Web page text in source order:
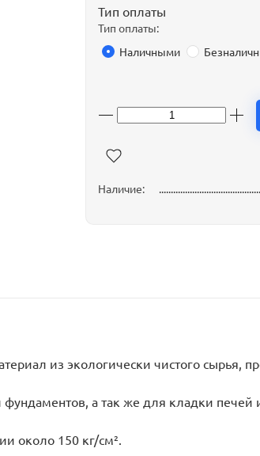
Тип оплаты
Тип оплаты:
Наличными
Наличие:
из экологически чистого сырья,
а так же для кладки печей
около 150 кг/см².